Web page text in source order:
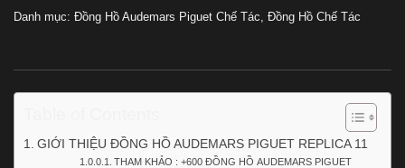
Danh mục: Đồng Hồ Audemars Piguet Chế Tác, Đồng Hồ Chế Tác
GIỚI THIỆU ĐỒNG HỒ AUDEMARS PIGUET REPLICA 11
THAM KHẢO : +600 ĐỒNG HỒ AUDEMARS PIGUET